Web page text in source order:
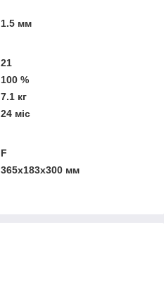
1.5 мм
21
100 %
7.1 кг
24 міс
F
365х183х300 мм